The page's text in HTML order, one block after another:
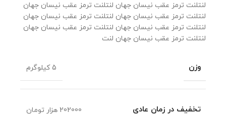
لنتلنت ترمز عقب نیسان جهان لنتلنت ترمز عقب نیسان جهان
لنتلنت ترمز عقب نیسان جهان لنتلنت ترمز عقب نیسان جهان
لنتلنت ترمز عقب نیسان جهان لنتلنت ترمز عقب نیسان جهان
لنتلنت ترمز عقب نیسان جهان لنت
وزن 5 کیلوگرم
تخفیف در زمان عادی 202000 هزار تومان